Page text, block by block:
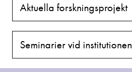
Aktuella forskningsprojekt
Seminarier vid institutionen